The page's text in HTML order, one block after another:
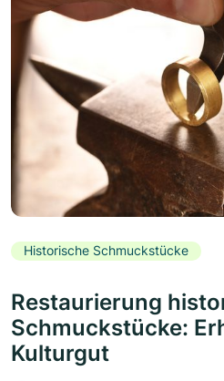
Historische Schmuckstücke
Restaurierung
Schmuckstücke:
Kulturgut